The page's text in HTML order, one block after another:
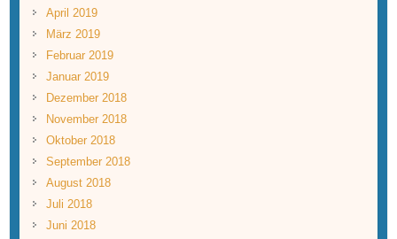
April 2019
März 2019
Februar 2019
Januar 2019
Dezember 2018
November 2018
Oktober 2018
September 2018
August 2018
Juli 2018
Juni 2018